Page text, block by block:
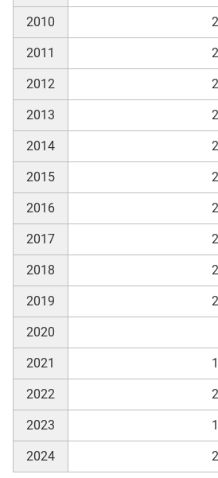
2010
2011
2012
2013
2014
2015
2016
2017
2018
2019
2020
2021
2022
2023
2024